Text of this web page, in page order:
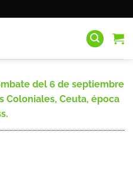
del 6 de septiembre
Coloniales, Ceuta, época